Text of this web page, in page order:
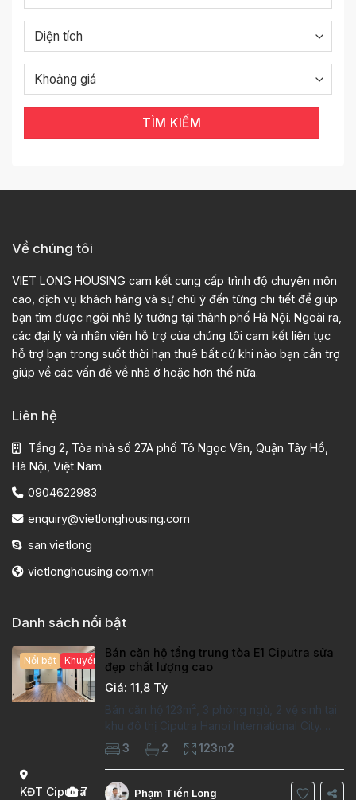
TÌM KIẾM
Về chúng tôi
VIET LONG HOUSING cam kết cung cấp trình độ chuyên môn
cao, dịch vụ khách hàng và sự chú ý đến từng chi tiết để giúp
bạn tìm được ngôi nhà lý tưởng tại thành phố Hà Nội. Ngoài ra,
các đại lý và nhân viên hỗ trợ của chúng tôi cam kết liên tục
hỗ trợ bạn trong suốt thời hạn thuê bất cứ khi nào bạn cần trợ
giúp về các vấn đề về nhà ở hoặc hơn thế nữa.
Liên hệ
Tầng 2, Tòa nhà số 27A phố Tô Ngọc Vân, Quận Tây Hồ,
Hà Nội, Việt Nam.
0904622983
enquiry@vietlonghousing.com
san.vietlong
vietlonghousing.com.vn
Danh sách nổi bật
KĐT Ciputra
7
Nổi bật Khuyến mại hấp dẫn
Bán căn hộ tầng trung tòa E1 Ciputra sửa
đẹp chất lượng cao
Giá: 11,8 Tỷ
Bán căn hộ 123m², 3 phòng ngủ, 2 vệ sinh tại
khu đô thị Ciputra Hanoi International City.
Căn hộ đã sửa mới kỹ, chất lượng cao, sàn
gỗ, bếp hiện đại, không gian thoáng sáng.
Thông tin căn hộ: Diện tích:
3 2 123m2
Phạm Tiến Long